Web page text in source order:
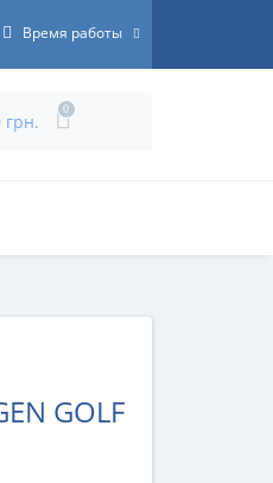
Время работы
грн.
0
GOLF